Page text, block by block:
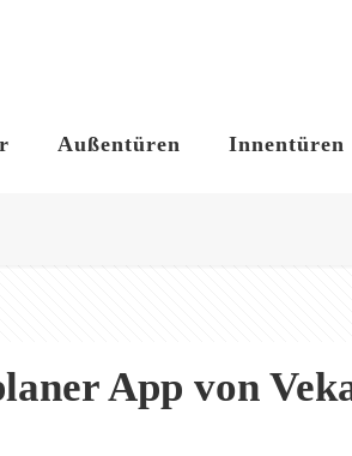
Außentüren Innentüren
App von